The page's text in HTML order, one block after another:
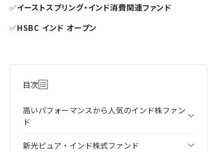
✅イーストスプリング・インド消費関連ファンド
✅HSBC インド オープン
目次
高いパフォーマンスから人気のインド株ファン
ド
新光ピュア・インド株式ファンド